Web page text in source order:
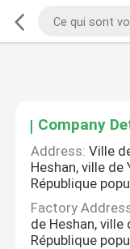
Company
Address: Ville
Heshan, ville de
République
Factory
de Heshan, ville
République